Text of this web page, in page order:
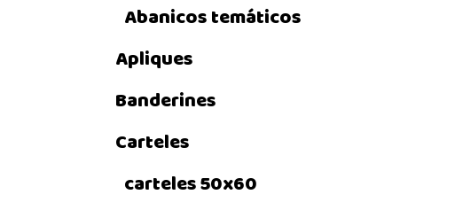
Abanicos temáticos
Apliques
Banderines
Carteles
carteles 50x60